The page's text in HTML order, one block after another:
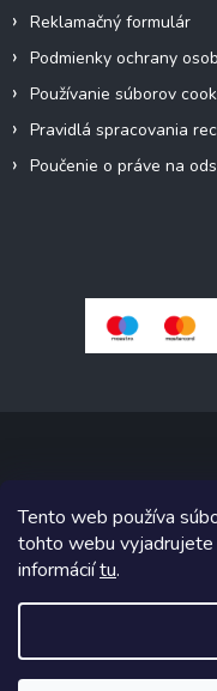
Tento web používa
tohto webu vyjadrujete
informáciítu.
Naše fóliovníky nyní se
Reklamačný formulár
Podmienky ochrany
Používanie súborov
Pravidlá spracovania
Poučenie o práve na
Copyright 2026 Pivné
Grafický návrh vytvoril a